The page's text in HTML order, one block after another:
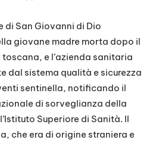
di San Giovanni di Dio
giovane madre morta dopo il
e l’azienda sanitaria
dal sistema qualità e sicurezza
sentinella, notificando il
di sorveglianza della
Superiore di Sanità. Il
che era di origine straniera e